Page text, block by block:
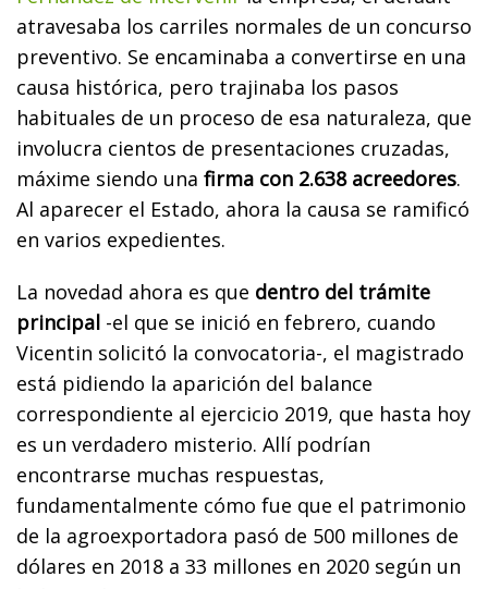
atravesaba los carriles normales de un concurso
preventivo. Se encaminaba a convertirse en una
causa histórica, pero trajinaba los pasos
habituales de un proceso de esa naturaleza, que
involucra cientos de presentaciones cruzadas,
máxime siendo una firma con 2.638 acreedores.
Al aparecer el Estado, ahora la causa se ramificó
en varios expedientes.
La novedad ahora es que dentro del trámite
principal -el que se inició en febrero, cuando
Vicentin solicitó la convocatoria-, el magistrado
está pidiendo la aparición del balance
correspondiente al ejercicio 2019, que hasta hoy
es un verdadero misterio. Allí podrían
encontrarse muchas respuestas,
fundamentalmente cómo fue que el patrimonio
de la agroexportadora pasó de 500 millones de
dólares en 2018 a 33 millones en 2020 según un